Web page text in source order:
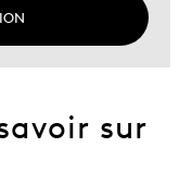
sur